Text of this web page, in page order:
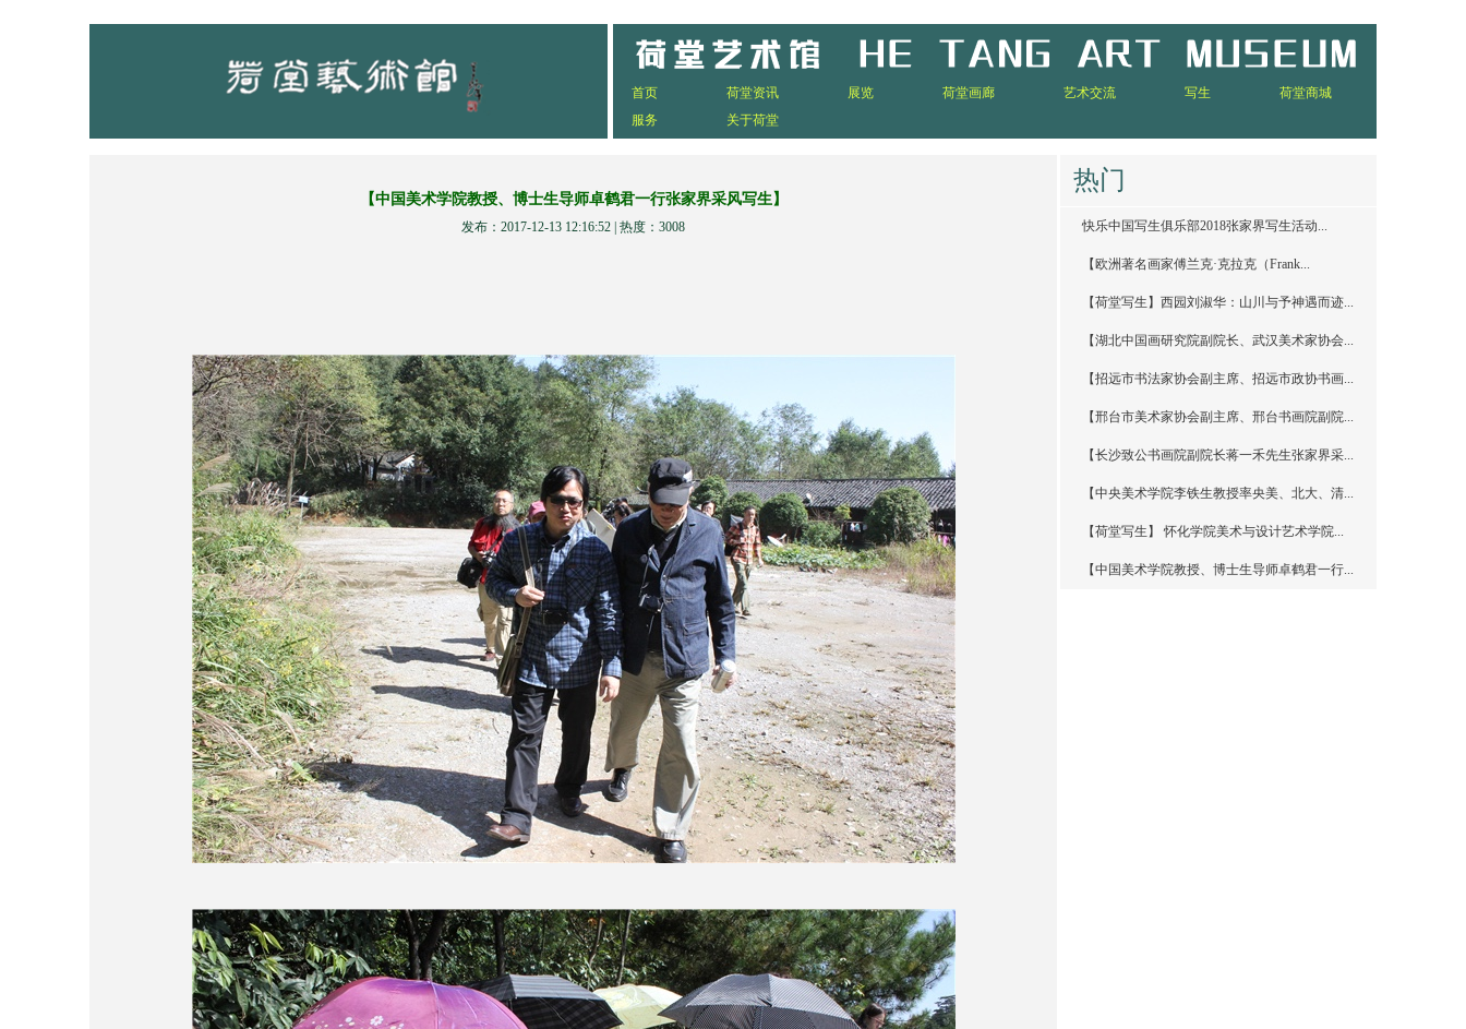
首页 荷堂资讯 展览 荷堂画廊 艺术交流 写生
荷堂商城
服务
关于荷堂
【中国美术学院教授、博士生导师卓鹤君一行张家界采风写生】
发布：2017-12-13 12:16:52 | 热度：3008
热门
快乐中国写生俱乐部2018张家界写生活动...
【欧洲著名画家傅兰克·克拉克（Frank...
【荷堂写生】西园刘淑华：山川与予神遇而迹...
【湖北中国画研究院副院长、武汉美术家协会...
【招远市书法家协会副主席、招远市政协书画...
【邢台市美术家协会副主席、邢台书画院副院...
【长沙致公书画院副院长蒋一禾先生张家界采...
【中央美术学院李铁生教授率央美、北大、清...
【荷堂写生】 怀化学院美术与设计艺术学院...
【中国美术学院教授、博士生导师卓鹤君一行...